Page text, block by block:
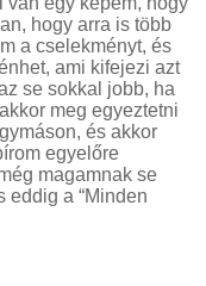
hogy arra is több
a cselekményt, és
ami kifejezi azt
se sokkal jobb, ha
meg egyeztetni
és akkor
egyelőre
magamnak se
eddig a “Minden